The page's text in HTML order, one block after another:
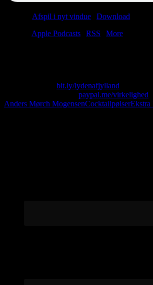
Afspil i nyt vindue Download
Apple Podcasts RSS
More
bit.ly/lydenafjylland
paypal.me/virkelighed
Anders Mørch MogensenCocktailpølserEkstra